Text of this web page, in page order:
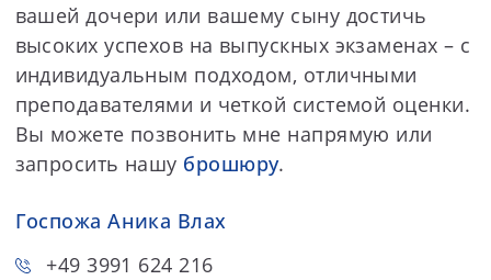
вашей дочери или вашему сыну достичь
высоких успехов на выпускных экзаменах – с
индивидуальным подходом, отличными
преподавателями и четкой системой оценки.
Вы можете позвонить мне напрямую или
запросить нашу брошюру.
Госпожа Аника Влах
+49 3991 624 216